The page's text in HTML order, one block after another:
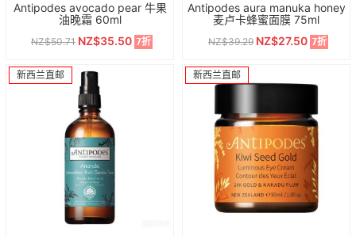
Antipodes avocado pear 牛果
油晚霜 60ml
NZ$50.71 NZ$35.50 7折
Antipodes aura manuka honey
麦卢卡蜂蜜面膜 75ml
NZ$39.29 NZ$27.50 7折
新西兰直邮 新西兰直邮